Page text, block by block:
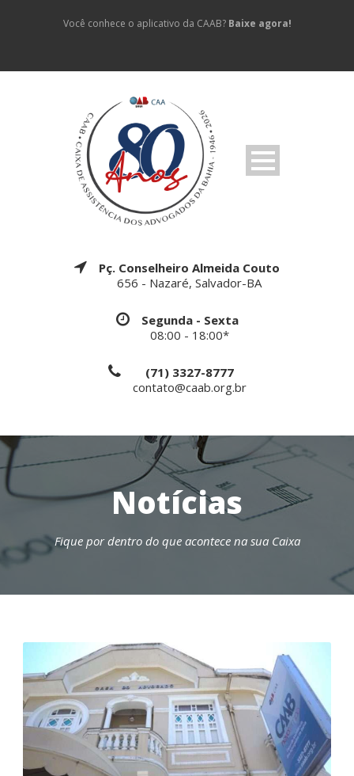
Você conhece o aplicativo da CAAB? Baixe agora!
Pç. Conselheiro Almeida Couto
656 - Nazaré, Salvador-BA
Segunda - Sexta
08:00 - 18:00*
(71) 3327-8777
contato@caab.org.br
Notícias
Fique por dentro do que acontece na sua Caixa